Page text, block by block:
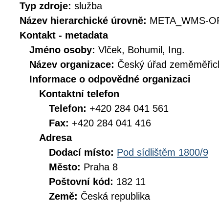
Typ zdroje: služba
Název hierarchické úrovně: META_WMS-
Kontakt - metadata
Jméno osoby: Vlček, Bohumil, Ing.
Název organizace: Český úřad
Informace o odpovědné organizaci
Kontaktní telefon
Telefon: +420 284 041 561
Fax: +420 284 041 416
Adresa
Dodací místo: Pod sídlištěm 1800/9
Město: Praha 8
Poštovní kód: 182 11
Země: Česká republika